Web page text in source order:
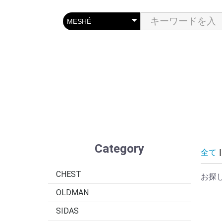
Category
CHEST
OLDMAN
SIDAS
全て |
お探